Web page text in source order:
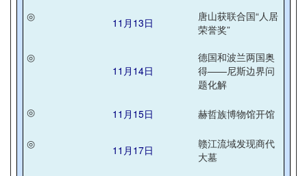
◎
11月13日
唐山获联合国“人居
荣誉奖”
◎
11月14日
德国和波兰两国奥
得——尼斯边界问
题化解
◎
11月15日 赫哲族博物馆开馆
◎ 11月17日
赣江流域发现商代
大墓